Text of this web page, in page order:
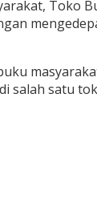
Toko
salah satu